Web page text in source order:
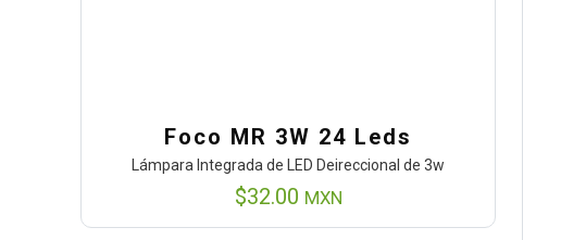
Foco MR 3W 24 Leds
Lámpara Integrada de LED Deireccional de 3w
$32.00 MXN